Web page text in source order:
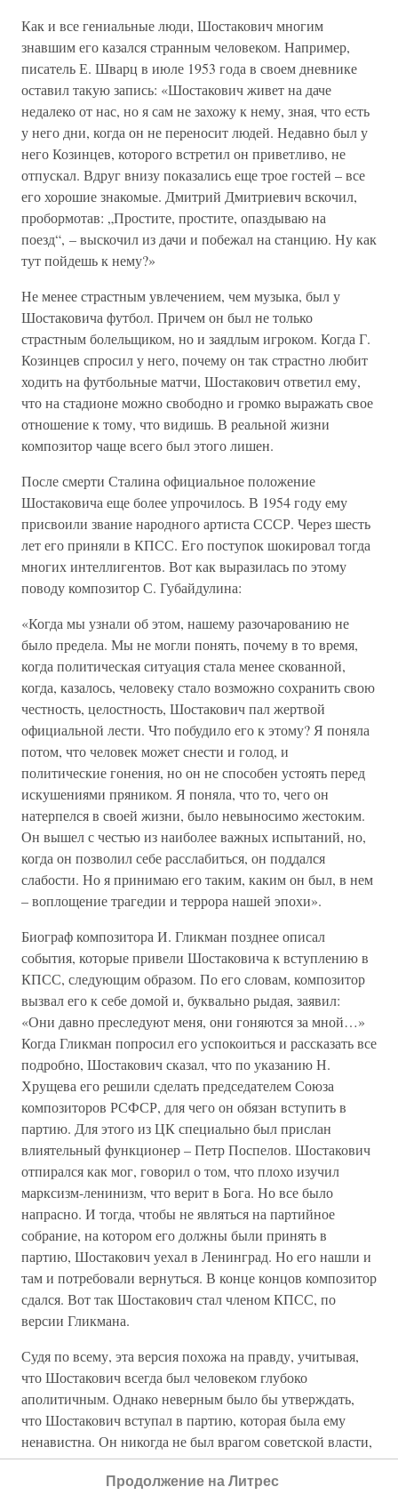
Как и все гениальные люди, Шостакович многим
знавшим его казался странным человеком. Например,
писатель Е. Шварц в июле 1953 года в своем дневнике
оставил такую запись: «Шостакович живет на даче
недалеко от нас, но я сам не захожу к нему, зная, что есть
у него дни, когда он не переносит людей. Недавно был у
него Козинцев, которого встретил он приветливо, не
отпускал. Вдруг внизу показались еще трое гостей – все
его хорошие знакомые. Дмитрий Дмитриевич вскочил,
пробормотав: „Простите, простите, опаздываю на
поезд“, – выскочил из дачи и побежал на станцию. Ну как
тут пойдешь к нему?»
Не менее страстным увлечением, чем музыка, был у
Шостаковича футбол. Причем он был не только
страстным болельщиком, но и заядлым игроком. Когда Г.
Козинцев спросил у него, почему он так страстно любит
ходить на футбольные матчи, Шостакович ответил ему,
что на стадионе можно свободно и громко выражать свое
отношение к тому, что видишь. В реальной жизни
композитор чаще всего был этого лишен.
После смерти Сталина официальное положение
Шостаковича еще более упрочилось. В 1954 году ему
присвоили звание народного артиста СССР. Через шесть
лет его приняли в КПСС. Его поступок шокировал тогда
многих интеллигентов. Вот как выразилась по этому
поводу композитор С. Губайдулина:
«Когда мы узнали об этом, нашему разочарованию не
было предела. Мы не могли понять, почему в то время,
когда политическая ситуация стала менее скованной,
когда, казалось, человеку стало возможно сохранить свою
честность, целостность, Шостакович пал жертвой
официальной лести. Что побудило его к этому? Я поняла
потом, что человек может снести и голод, и
политические гонения, но он не способен устоять перед
искушениями пряником. Я поняла, что то, чего он
натерпелся в своей жизни, было невыносимо жестоким.
Он вышел с честью из наиболее важных испытаний, но,
когда он позволил себе расслабиться, он поддался
слабости. Но я принимаю его таким, каким он был, в нем
– воплощение трагедии и террора нашей эпохи».
Биограф композитора И. Гликман позднее описал
события, которые привели Шостаковича к вступлению в
КПСС, следующим образом. По его словам, композитор
вызвал его к себе домой и, буквально рыдая, заявил:
«Они давно преследуют меня, они гоняются за мной…»
Когда Гликман попросил его успокоиться и рассказать все
подробно, Шостакович сказал, что по указанию Н.
Хрущева его решили сделать председателем Союза
композиторов РСФСР, для чего он обязан вступить в
партию. Для этого из ЦК специально был прислан
влиятельный функционер – Петр Поспелов. Шостакович
отпирался как мог, говорил о том, что плохо изучил
марксизм-ленинизм, что верит в Бога. Но все было
напрасно. И тогда, чтобы не являться на партийное
собрание, на котором его должны были принять в
партию, Шостакович уехал в Ленинград. Но его нашли и
там и потребовали вернуться. В конце концов композитор
сдался. Вот так Шостакович стал членом КПСС, по
версии Гликмана.
Судя по всему, эта версия похожа на правду, учитывая,
что Шостакович всегда был человеком глубоко
аполитичным. Однако неверным было бы утверждать,
что Шостакович вступал в партию, которая была ему
ненавистна. Он никогда не был врагом советской власти,
этаким несгибаемым борцом с тоталитаризмом. Когда в
1959 году он ездил в США и кто-то из тамошних
Продолжение на Литрес